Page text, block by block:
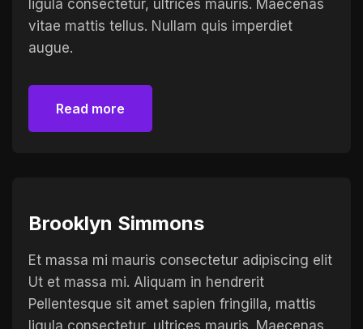
ligula consectetur, ultrices mauris. Maecenas
vitae mattis tellus. Nullam quis imperdiet
augue.
Read more
Brooklyn Simmons
Et massa mi mauris consectetur adipiscing elit
Ut et massa mi. Aliquam in hendrerit
Pellentesque sit amet sapien fringilla, mattis
ligula consectetur, ultrices mauris. Maecenas